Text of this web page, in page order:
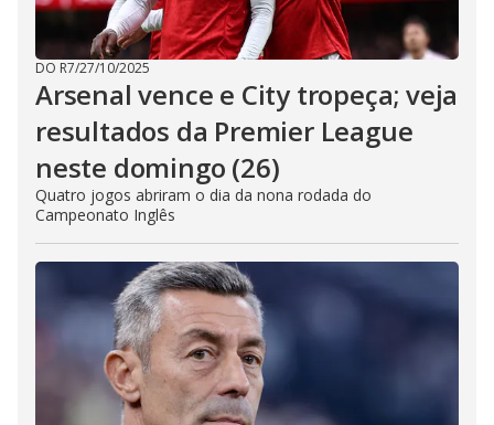
DO R7/27/10/2025
Arsenal vence e City tropeça; veja
resultados da Premier League
neste domingo (26)
Quatro jogos abriram o dia da nona rodada do
Campeonato Inglês